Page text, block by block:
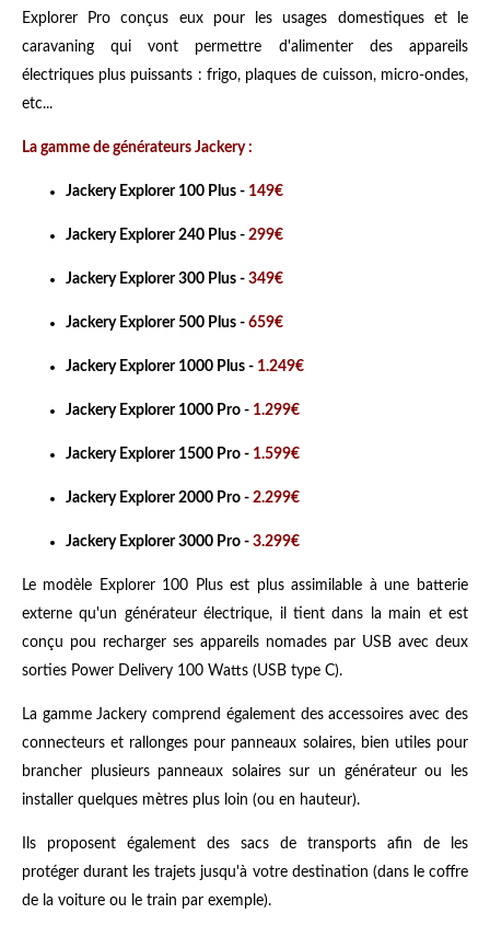
Explorer Pro conçus eux pour les usages domestiques et le
caravaning qui vont permettre d'alimenter des appareils
électriques plus puissants : frigo, plaques de cuisson, micro-ondes,
etc...
La gamme de générateurs Jackery :
Jackery Explorer 100 Plus - 149€
Jackery Explorer 240 Plus - 299€
Jackery Explorer 300 Plus - 349€
Jackery Explorer 500 Plus - 659€
Jackery Explorer 1000 Plus - 1.249€
Jackery Explorer 1000 Pro - 1.299€
Jackery Explorer 1500 Pro - 1.599€
Jackery Explorer 2000 Pro - 2.299€
Jackery Explorer 3000 Pro - 3.299€
Le modèle Explorer 100 Plus est plus assimilable à une batterie
externe qu'un générateur électrique, il tient dans la main et est
conçu pou recharger ses appareils nomades par USB avec deux
sorties Power Delivery 100 Watts (USB type C).
La gamme Jackery comprend également des accessoires avec des
connecteurs et rallonges pour panneaux solaires, bien utiles pour
brancher plusieurs panneaux solaires sur un générateur ou les
installer quelques mètres plus loin (ou en hauteur).
Ils proposent également des sacs de transports afin de les
protéger durant les trajets jusqu'à votre destination (dans le coffre
de la voiture ou le train par exemple).